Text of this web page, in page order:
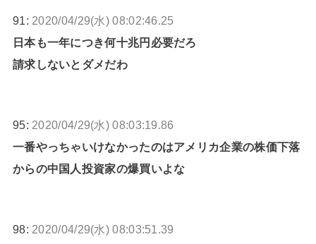
91: 2020/04/29(水) 08:02:46.25
日本も一年につき何十兆円必要だろ
請求しないとダメだわ
95: 2020/04/29(水) 08:03:19.86
一番やっちゃいけなかったのはアメリカ企業の株価下落
からの中国人投資家の爆買いよな
98: 2020/04/29(水) 08:03:51.39